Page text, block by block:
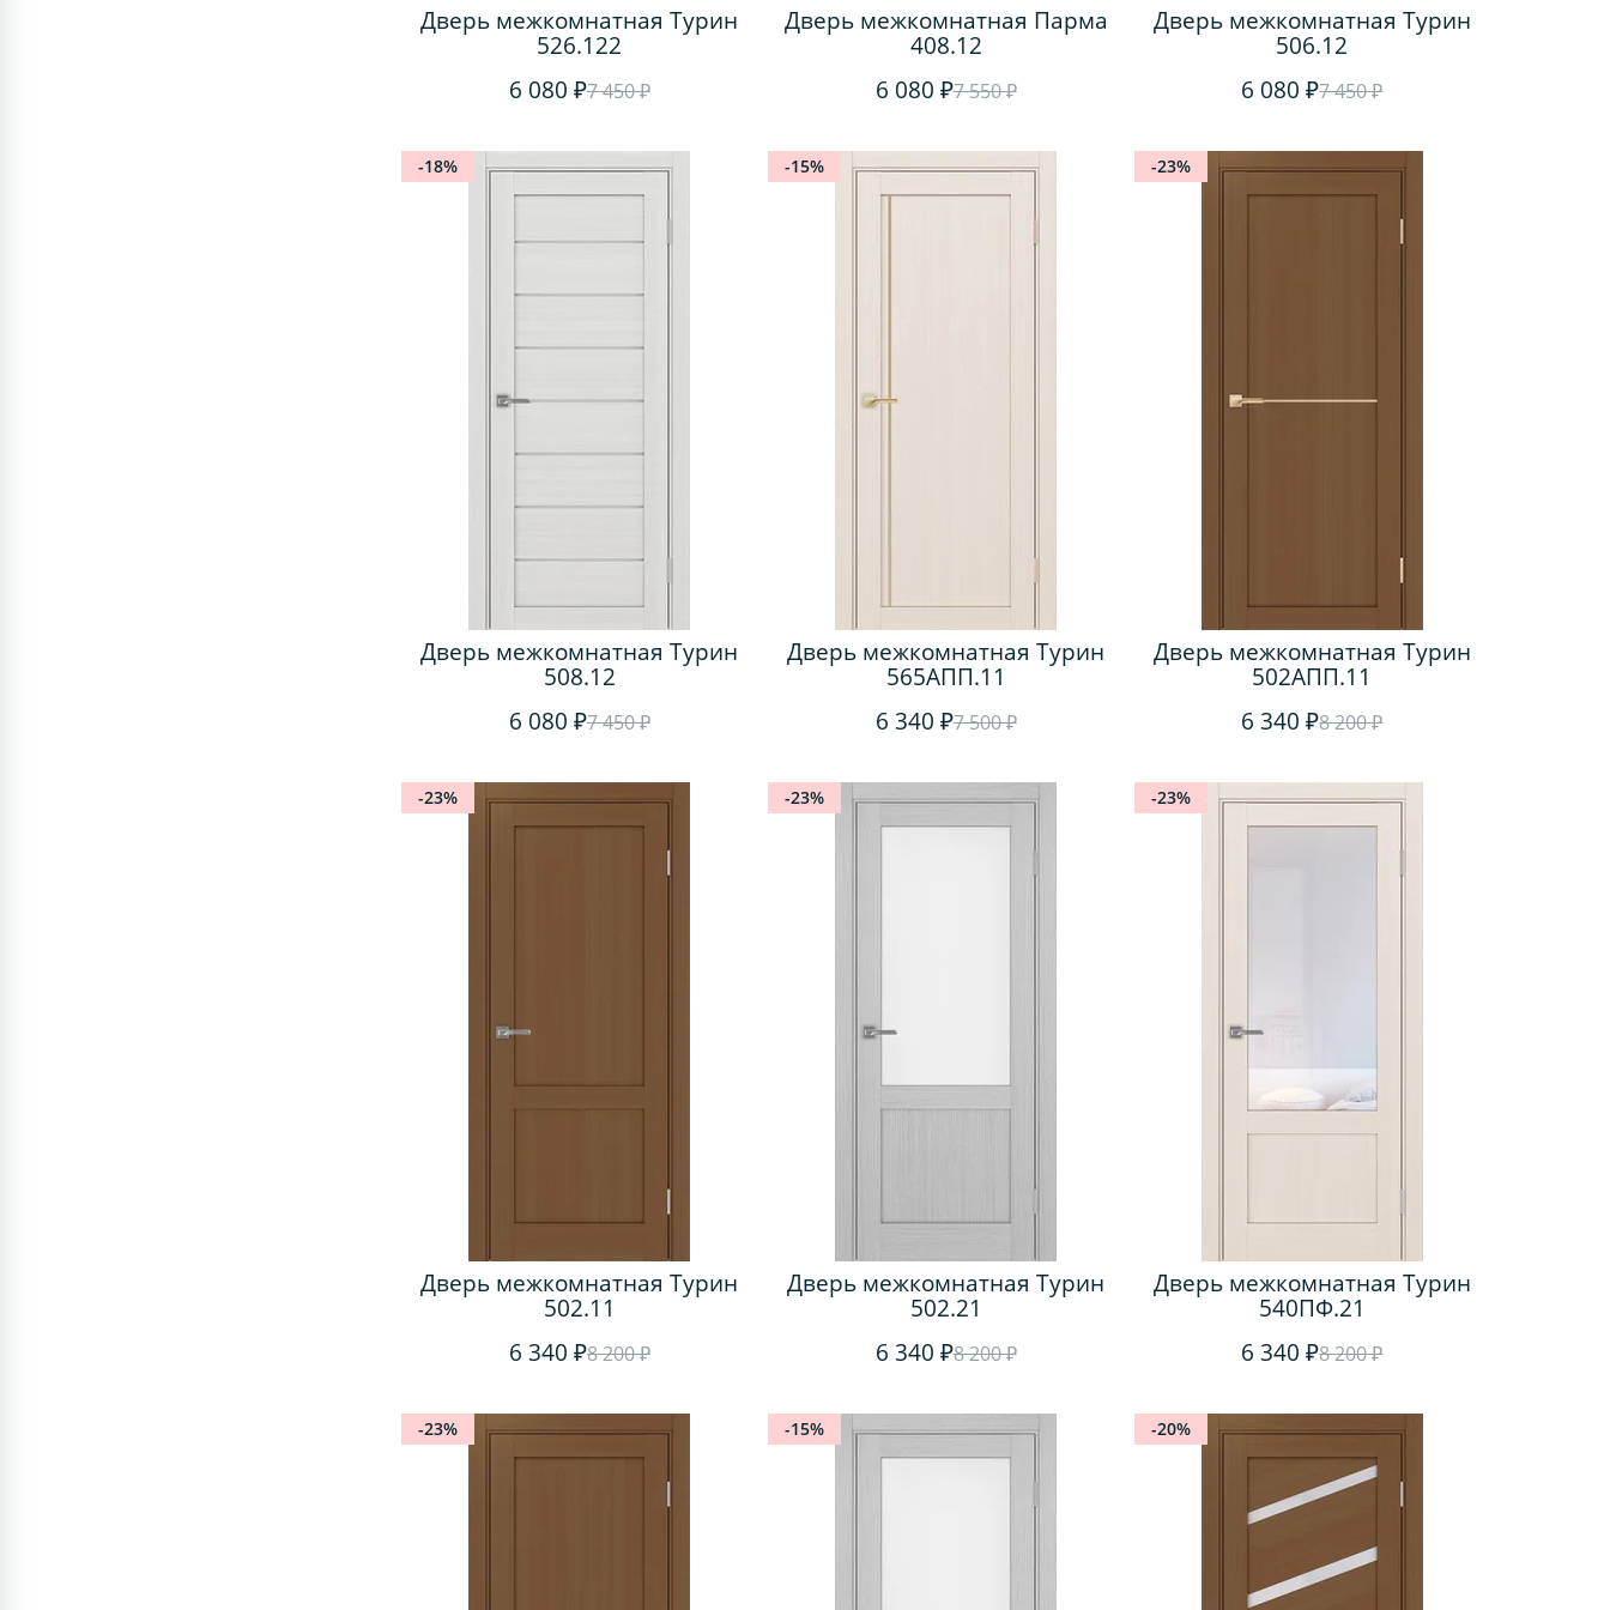
Дверь межкомнатная Турин
526.122
6 080 ₽7 450 ₽
Дверь межкомнатная Парма
408.12
6 080 ₽7 550 ₽
Дверь межкомнатная Турин
506.12
6 080 ₽7 450 ₽
-18%
Дверь межкомнатная Турин
508.12
6 080 ₽7 450 ₽
-15%
Дверь межкомнатная Турин
565АПП.11
6 340 ₽7 500 ₽
-23%
Дверь межкомнатная Турин
502АПП.11
6 340 ₽8 200 ₽
-23%
Дверь межкомнатная Турин
502.11
6 340 ₽8 200 ₽
-23%
Дверь межкомнатная Турин
502.21
6 340 ₽8 200 ₽
-23%
Дверь межкомнатная Турин
540ПФ.21
6 340 ₽8 200 ₽
-23% -15% -20%